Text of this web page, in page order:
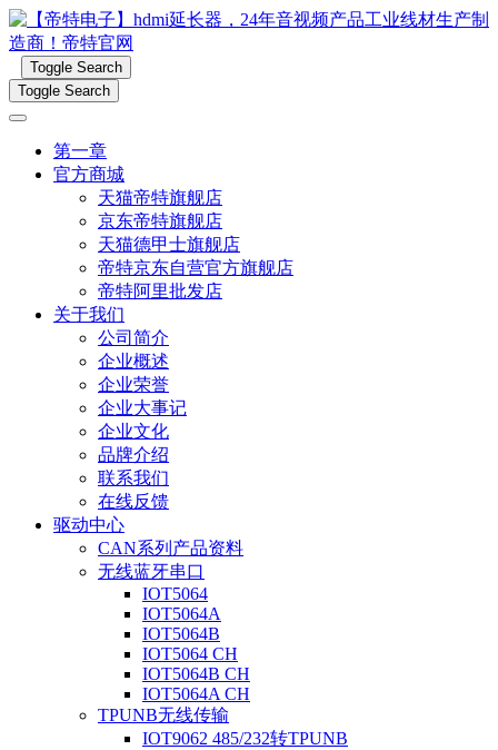
Toggle Search
Toggle Search
第一章
官方商城
天猫帝特旗舰店
京东帝特旗舰店
天猫德甲士旗舰店
帝特京东自营官方旗舰店
帝特阿里批发店
关于我们
公司简介
企业概述
企业荣誉
企业大事记
企业文化
品牌介绍
联系我们
在线反馈
驱动中心
CAN系列产品资料
无线蓝牙串口
IOT5064
IOT5064A
IOT5064B
IOT5064 CH
IOT5064B CH
IOT5064A CH
TPUNB无线传输
IOT9062 485/232转TPUNB